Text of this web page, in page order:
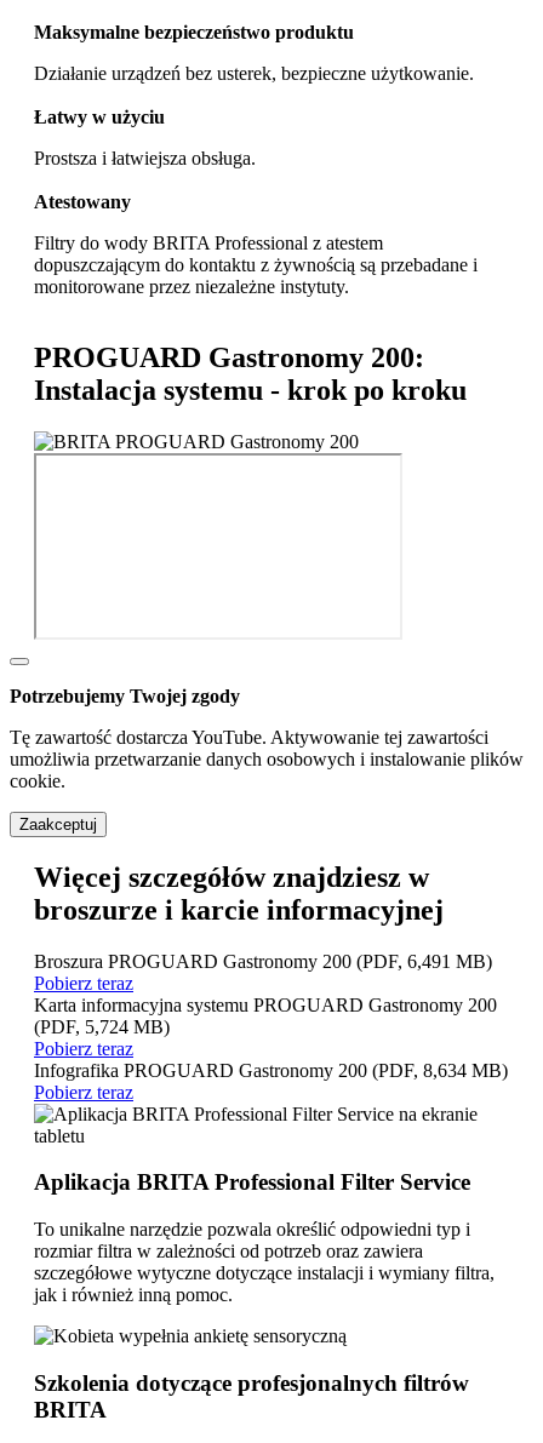
Maksymalne bezpieczeństwo produktu
Działanie urządzeń bez usterek, bezpieczne użytkowanie.
Łatwy w użyciu
Prostsza i łatwiejsza obsługa.
Atestowany
Filtry do wody BRITA Professional z atestem
dopuszczającym do kontaktu z żywnością są przebadane i
monitorowane przez niezależne instytuty.
PROGUARD Gastronomy 200:
Instalacja systemu - krok po kroku
Potrzebujemy Twojej zgody
Tę zawartość dostarcza YouTube. Aktywowanie tej zawartości
umożliwia przetwarzanie danych osobowych i instalowanie plików
cookie.
Zaakceptuj
Więcej szczegółów znajdziesz w
broszurze i karcie informacyjnej
Broszura PROGUARD Gastronomy 200 (PDF, 6,491 MB)
Pobierz teraz
Karta informacyjna systemu PROGUARD Gastronomy 200
(PDF, 5,724 MB)
Pobierz teraz
Infografika PROGUARD Gastronomy 200 (PDF, 8,634 MB)
Pobierz teraz
Aplikacja BRITA Professional Filter Service
To unikalne narzędzie pozwala określić odpowiedni typ i
rozmiar filtra w zależności od potrzeb oraz zawiera
szczegółowe wytyczne dotyczące instalacji i wymiany filtra,
jak i również inną pomoc.
Szkolenia dotyczące profesjonalnych filtrów
BRITA